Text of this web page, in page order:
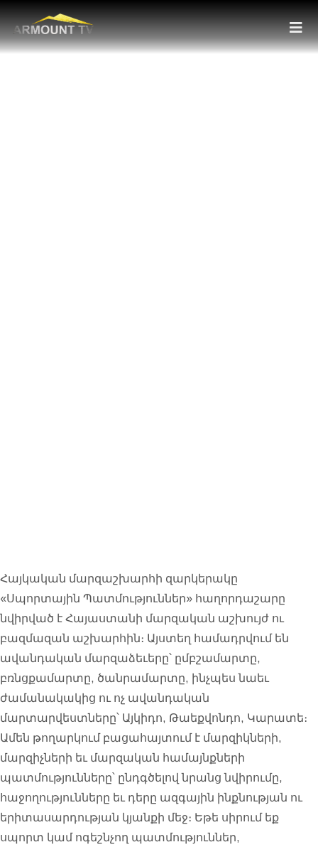
Հայկական մարզաշխարհի զարկերակը
«Սպորտային Պատմություններ» հաղորդաշարը
նվիրված է Հայաստանի մարզական աշխույժ ու
բազմազան աշխարհին։ Այստեղ համադրվում են
ավանդական մարզաձեւերը՝ ըմբշամարտը,
բռնցքամարտը, ծանրամարտը, ինչպես նաեւ
ժամանակակից ու ոչ ավանդական
մարտարվեստները՝ Այկիդո, Թաեքվոնդո, Կարատե։
Ամեն թողարկում բացահայտում է մարզիկների,
մարզիչների եւ մարզական համայնքների
պատմությունները՝ ընդգծելով նրանց նվիրումը,
հաջողությունները եւ դերը ազգային ինքնության ու
երիտասարդության կյանքի մեջ։ Եթե սիրում եք
սպորտ կամ ոգեշնչող պատմություններ,